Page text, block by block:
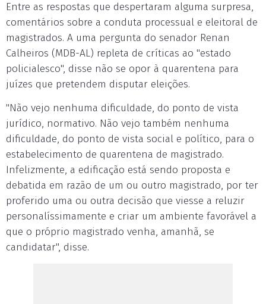
Entre as respostas que despertaram alguma surpresa,
comentários sobre a conduta processual e eleitoral de
magistrados. A uma pergunta do senador Renan
Calheiros (MDB-AL) repleta de críticas ao "estado
policialesco", disse não se opor à quarentena para
juízes que pretendem disputar eleições.
"Não vejo nenhuma dificuldade, do ponto de vista
jurídico, normativo. Não vejo também nenhuma
dificuldade, do ponto de vista social e político, para o
estabelecimento de quarentena de magistrado.
Infelizmente, a edificação está sendo proposta e
debatida em razão de um ou outro magistrado, por ter
proferido uma ou outra decisão que viesse a reluzir
personalíssimamente e criar um ambiente favorável a
que o próprio magistrado venha, amanhã, se
candidatar", disse.